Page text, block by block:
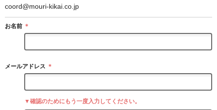
coord@mouri-kikai.co.jp
お名前 ＊
メールアドレス ＊
▼確認のためにもう一度入力してください。